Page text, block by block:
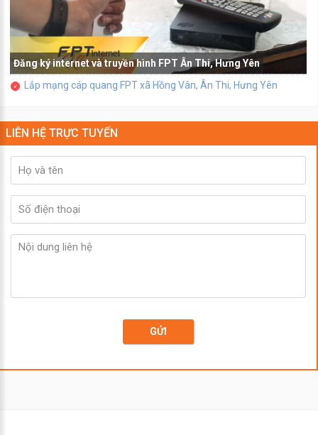
Đăng ký internet và truyền hình FPT Ân Thi, Hưng Yên
Lắp mạng cáp quang FPT xã Hồng Vân, Ân Thi, Hưng Yên
LIÊN HỆ TRỰC TUYẾN
GỬI